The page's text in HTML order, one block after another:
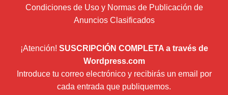
Condiciones de Uso y Normas de Publicación de
Anuncios Clasificados
¡Atención! SUSCRIPCIÓN COMPLETA a través de
Wordpress.com
Introduce tu correo electrónico y recibirás un email por
cada entrada que publiquemos.